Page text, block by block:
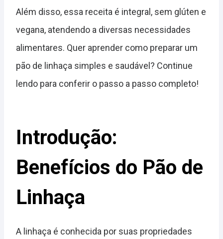
Além disso, essa receita é integral, sem glúten e
vegana, atendendo a diversas necessidades
alimentares. Quer aprender como preparar um
pão de linhaça simples e saudável? Continue
lendo para conferir o passo a passo completo!
Introdução:
Benefícios do Pão de
Linhaça
A linhaça é conhecida por suas propriedades